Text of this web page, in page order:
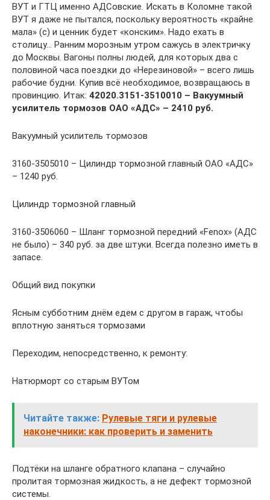
ВУТ и ГТЦ именно АДСовские. Искать в Коломне такой
ВУТ я даже не пытался, поскольку вероятность «крайне
мала» (с) и ценник будет «конским». Надо ехать в
столицу… Ранним морозным утром сажусь в электричку
до Москвы. Вагоны полны людей, для которых два с
половиной часа поездки до «Нерезиновой» – всего лишь
рабочие будни. Купив всё необходимое, возвращаюсь в
провинцию. Итак: 42020.3151-3510010 – Вакуумный
усилитель тормозов ОАО «АДС» – 2410 руб.
Вакуумный усилитель тормозов
3160-3505010 – Цилиндр тормозной главный ОАО «АДС»
– 1240 руб.
Цилиндр тормозной главный
3160-3506060 – Шланг тормозной передний «Fenox» (АДС
не было) – 340 руб. за две штуки. Всегда полезно иметь в
запасе.
Общий вид покупки
Ясным субботним днём едем с другом в гараж, чтобы
вплотную заняться тормозами
Переходим, непосредственно, к ремонту:
Натюрморт со старым ВУТом
Читайте также: Рулевые тяги и рулевые
наконечники: как проверить и заменить
Подтёки на шланге обратного клапана – случайно
пролитая тормозная жидкость, а не дефект тормозной
системы.